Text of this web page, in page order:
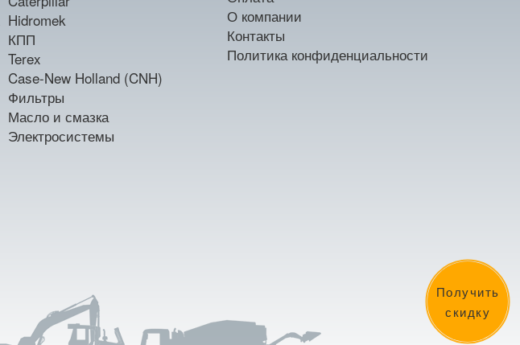
Получить
скидку
Hidromek
КПП
Terex
Case-New Holland (CNH)
Фильтры
Масло и смазка
Электросистемы
О компании
Контакты
Политика конфиденциальности